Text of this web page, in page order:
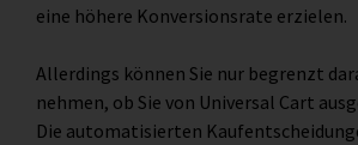
eine höhere Konversionsrate erzielen.
Allerdings können Sie nur begrenzt
nehmen, ob Sie von Universal Cart
Die automatisierten